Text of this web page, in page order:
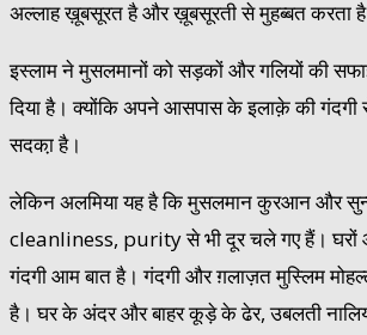
अल्लाह ख़ूबसूरत है और ख़ूबसूरती से मुहब्बत करता है
इस्लाम ने मुसलमानों को सड़कों और गलियों की
दिया है। क्योंकि अपने आसपास के इलाक़े की गंदगी
सदका़ है।
लेकिन अलमिया यह है कि मुसलमान कुरआन और
cleanliness, purity से भी दूर चले गए हैं।
गंदगी आम बात है। गंदगी और ग़लाज़त मुस्लिम
है। घर के अंदर और बाहर कूड़े के ढेर, उबलती